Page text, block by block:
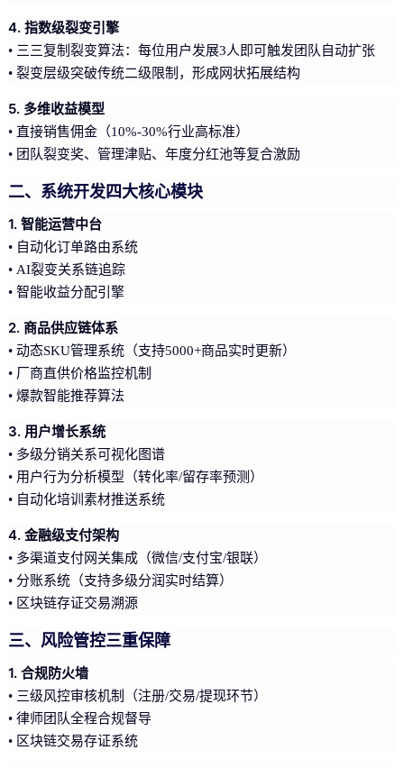
4. 指数级裂变引擎
• 三三复制裂变算法：每位用户发展3人即可触发团队自动扩张
• 裂变层级突破传统二级限制，形成网状拓展结构
5. 多维收益模型
• 直接销售佣金（10%-30%行业高标准）
• 团队裂变奖、管理津贴、年度分红池等复合激励
二、系统开发四大核心模块
1. 智能运营中台
• 自动化订单路由系统
• AI裂变关系链追踪
• 智能收益分配引擎
2. 商品供应链体系
• 动态SKU管理系统（支持5000+商品实时更新）
• 厂商直供价格监控机制
• 爆款智能推荐算法
3. 用户增长系统
• 多级分销关系可视化图谱
• 用户行为分析模型（转化率/留存率预测）
• 自动化培训素材推送系统
4. 金融级支付架构
• 多渠道支付网关集成（微信/支付宝/银联）
• 分账系统（支持多级分润实时结算）
• 区块链存证交易溯源
三、风险管控三重保障
1. 合规防火墙
• 三级风控审核机制（注册/交易/提现环节）
• 律师团队全程合规督导
• 区块链交易存证系统